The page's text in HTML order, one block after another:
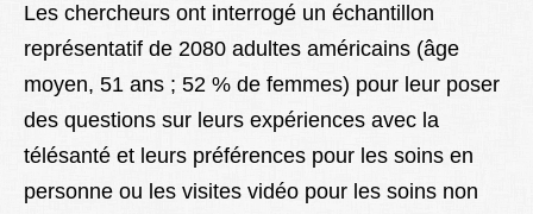
Les chercheurs ont interrogé un échantillon
représentatif de 2080 adultes américains (âge
moyen, 51 ans ; 52 % de femmes) pour leur poser
des questions sur leurs expériences avec la
télésanté et leurs préférences pour les soins en
personne ou les visites vidéo pour les soins non